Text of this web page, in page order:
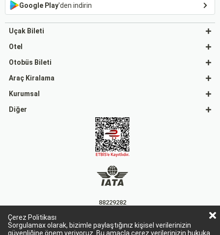
Çerez Politikası
Sorgulamax olarak, bizimle paylaştığınız kişisel verilerinizin
güvenliğine önem veriyoruz. Bu amaçla çerez verilerinizin hukuka
Google Play'den indirin
Uçak Bileti
Otel
Otobüs Bileti
Araç Kiralama
Kurumsal
Diğer
88229282
15863